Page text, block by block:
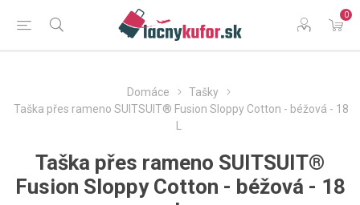
0
Domáce
Tašky
Taška přes rameno SUITSUIT® Fusion Sloppy Cotton - béžová - 18
Taška přes rameno SUITSUIT®
Fusion Sloppy Cotton - béžová - 18